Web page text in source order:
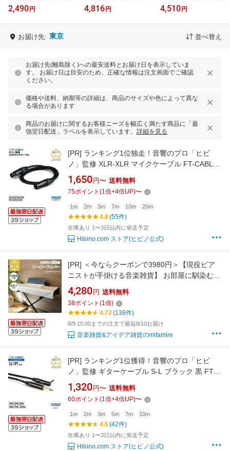
たたみ 軽量 コンパクト
譜面台 ケース 付き スチ
2,490 円
710IV アイボリー コンタ
クトマイク FA-01M付き
4,816 円
ュージックスタンド
4,510 円
お届け先: 東京 並べ替え
お届け先(離島除く)への最安送料とお届け日を表示していま
す。 お届け日は目安のため、正確な情報は注文画面でご確認
ください。
価格や送料、納期等の詳細は、商品のサイズや色によって異な
る場合があります
商品のお届けに関するお客様ニーズを幅広く満たす商品に「最
強翌日配送」ラベルを表示しています。 詳細を見る
[PR] ランキング1位独走！音響のプロ「ヒビ
ノ」監修 XLR-XLR マイクケーブル FT-CABLE
1m/2m/3m/5m/7m/10m/20m | マイクコード
XLR ケーブル キャノンケーブル オーディオ
DTM 接続 OFC FTケーブル FS-FXB-MXB-BK
マイク 音響機器 バランスケーブル アンプ xlrケ
ーブル
1,650 円〜 送料無料
75ポイント (1倍+4倍UP)〜
1m 2m 3m 7m 10m 20m
4.8(55件)
在庫あり 1〜3日以内に発送予定
Hibino.com ストア(ヒビノ公式)
[PR] ＜今ならクーポンで3980円＞【現役ピア
ニストが手掛ける音楽雑貨】 お部屋に馴染むキ
ーボード鍵盤カバー 意匠権出願 ミファミレミ
ュージック PiuColor 88鍵盤 電子ピアノカバー
洗えるダストカバー 譜面台対応
4,280 円 送料無料
38ポイント (1倍)
4.72(138件)
8/9 15:00までの注文で最短8/10お届け
音楽雑貨&アイデア雑貨のmifamire
[PR] ランキング1位獲得！音響のプロ「ヒビ
ノ」監修 ギターケーブル S-L ブラック 黒 FT-
CABLE 1m/2m/3m/5m/7/10m |ギターシールド
楽器ケーブル エレキギター ギター ベース キー
ボード アンプ 接続 フォン-フォン SL LS L型
FTケーブル FS-MPBL-MPB-BK OFC シールド
ケーブル
1,320 円〜 送料無料
60ポイント (1倍+4倍UP)〜
1m 2m 3m 5m 7m 10m
4.6(42件)
在庫あり 1〜3日以内に発送予定
Hibino.com ストア(ヒビノ公式)